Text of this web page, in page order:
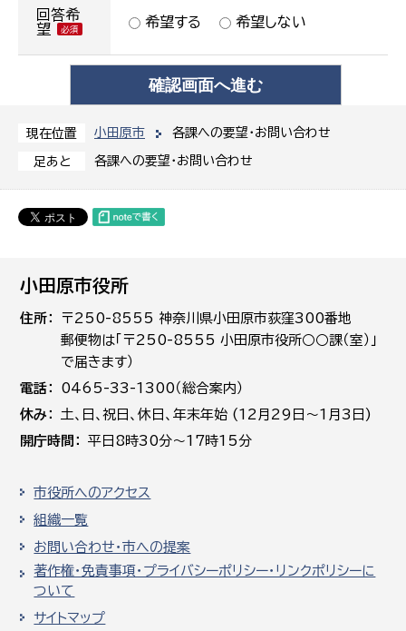
現在位置 小田原市 各課への要望・お問い合わせ
足あと 各課への要望・お問い合わせ
回答希
望
希望する 希望しない
小田原市役所
住所
〒250-8555 神奈川県小田原市荻窪300番地
郵便物は「〒250-8555 小田原市役所○○課（室）」
で届きます）
電話
0465-33-1300（総合案内）
休み
土､日､祝日、休日、年末年始 (12月29日～1月3日)
開庁時間
平日8時30分～17時15分
市役所へのアクセス
組織一覧
お問い合わせ・市への提案
著作権・免責事項・プライバシーポリシー・リンクポリシーに
ついて
サイトマップ